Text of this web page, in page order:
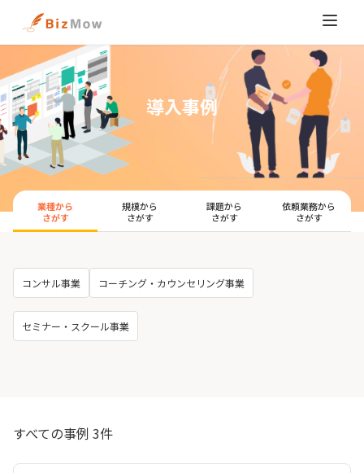
導入事例
業種から
さがす
規模から
さがす
課題から
さがす
依頼業務から
さがす
コンサル事業 コーチング・カウンセリング事業
セミナー・スクール事業
すべての事例 3件